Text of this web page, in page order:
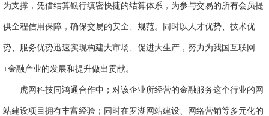
为支撑，凭借结算银行缜密快捷的结算体系，为参与交易的所有会员提
供全程信用保障，确保交易的安全、规范。同时以人才优势、技术优
势、服务优势迅速实现构建大市场、促进大生产，努力为我国互联网
+金融产业的发展和提升做出贡献。
虎网科技同鸿通合作中；对该企业所经营的金融服务这个行业的网
站建设项目拥有丰富经验；同时在罗湖网站建设、网络营销等多元化的